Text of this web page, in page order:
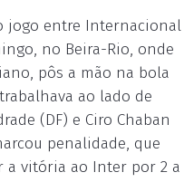
jogo entre Internacional
no Beira-Rio, onde
pôs a mão na bola
ao lado de
(DF) e Ciro Chaban
penalidade, que
a vitória ao Inter por 2 a